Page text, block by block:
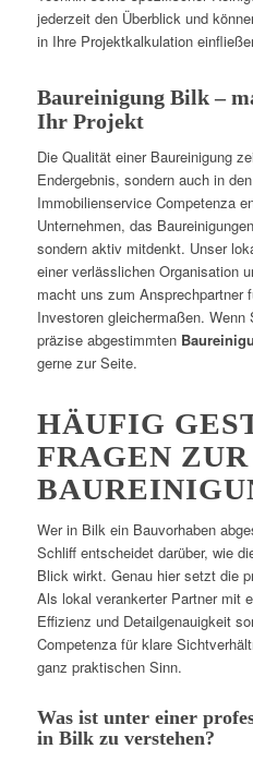
jederzeit den Überblick und
in Ihre Projektkalkulation
Baureinigung Bilk –
Ihr Projekt
Die Qualität einer Baureinigung
Endergebnis, sondern auch in
Immobilienservice Competenza
Unternehmen, das
sondern aktiv mitdenkt. Unser
einer verlässlichen Organisation
macht uns zum Ansprechpartner
Investoren gleichermaßen.
präzise abgestimmten
gerne zur Seite.
HÄUFIG
FRAGEN ZUR
Wer in Bilk ein Bauvorhaben
Schliff entscheidet darüber, wie
Blick wirkt. Genau hier setzt die
Als lokal verankerter Partner mit
Effizienz und Detailgenauigkeit
Competenza für klare
ganz praktischen Sinn.
Was ist unter einer
in Bilk zu verstehen?